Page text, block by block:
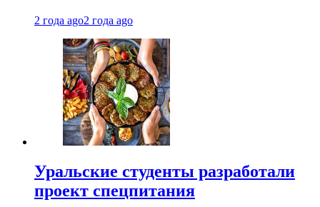
2 года ago2 года ago
Уральские студенты разработали
проект спецпитания